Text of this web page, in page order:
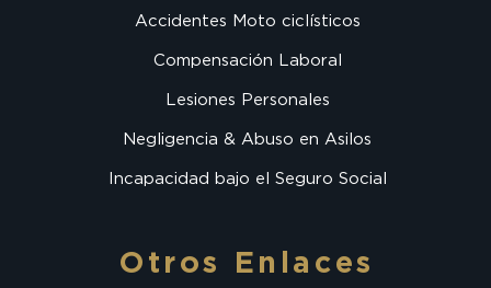
Accidentes Moto ciclísticos
Compensación Laboral
Lesiones Personales
Negligencia & Abuso en Asilos
Incapacidad bajo el Seguro Social
Otros Enlaces